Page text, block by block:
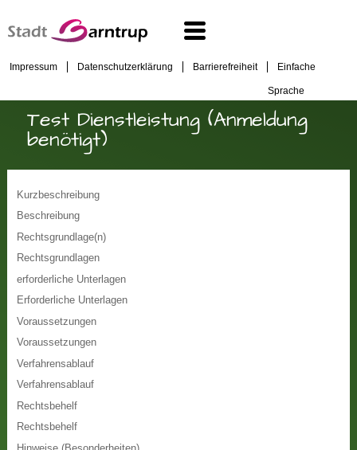
Impressum Datenschutzerklärung Barrierefreiheit Einfache
Sprache
Test Dienstleistung (Anmeldung
benötigt)
Kurzbeschreibung
Beschreibung
Rechtsgrundlage(n)
Rechtsgrundlagen
erforderliche Unterlagen
Erforderliche Unterlagen
Voraussetzungen
Voraussetzungen
Verfahrensablauf
Verfahrensablauf
Rechtsbehelf
Rechtsbehelf